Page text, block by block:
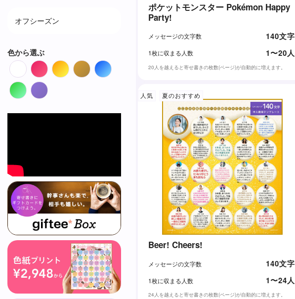
オフシーズン
色から選ぶ
White Red OrangeBrownBlue
GreenPurple
ポケットモンスター Pokémon Happy
Party!
メッセージの文字数 140文字
1枚に収まる人数 1〜20人
20人を越えると寄せ書きの枚数(ページ)が自動的に増えます。
人気 夏のおすすめ
Beer! Cheers!
メッセージの文字数 140文字
1枚に収まる人数 1〜24人
24人を越えると寄せ書きの枚数(ページ)が自動的に増えます。